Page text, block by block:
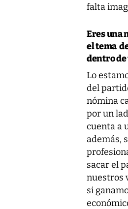
falta
Eres una
el tema
dentro
Lo
del
nómina
por un
cuenta a
además,
sacar el
nuestros
si